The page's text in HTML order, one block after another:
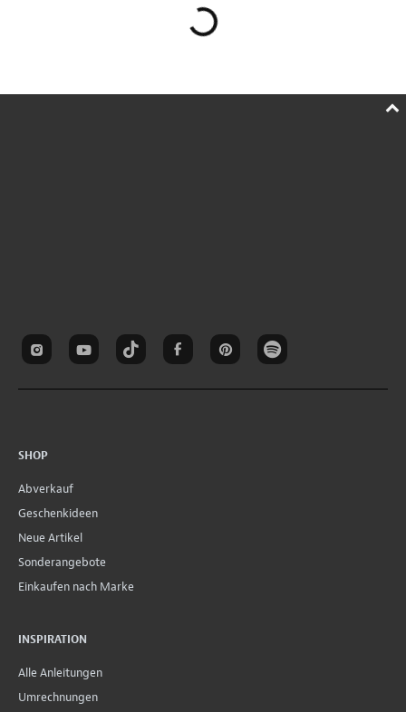
SHOP
Abverkauf
Geschenkideen
Neue Artikel
Sonderangebote
Einkaufen nach Marke
INSPIRATION
Alle Anleitungen
Umrechnungen